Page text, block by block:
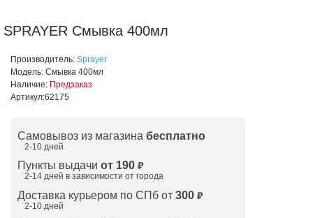
SPRAYER Смывка 400мл
Производитель: Sprayer
Модель: Смывка 400мл
Наличие: Предзаказ
Артикул:62175
Самовывоз из магазина бесплатно
2-10 дней
Пункты выдачи от 190 ₽
2-14 дней в зависимости от города
Доставка курьером по СПб от 300 ₽
2-10 дней